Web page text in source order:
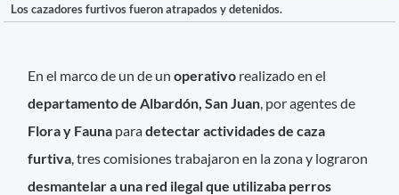
Los cazadores furtivos fueron atrapados y detenidos.
En el marco de un de unoperativo realizado en el
departamento de Albardón, San Juan , por agentes de
Flora y Fauna paradetectar actividades de caza
furtiva , tres comisiones trabajaron en la zona y lograron
desmantelar a una red ilegal que utilizaba perros